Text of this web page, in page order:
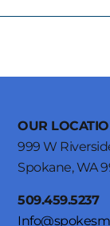
OUR
999 W
Spokane, WA
509.459.5237